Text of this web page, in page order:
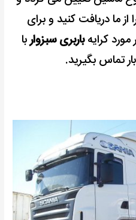
ما دریافت کنید و برای
کرایهباربری سبزواربا
تماس بگیرید.